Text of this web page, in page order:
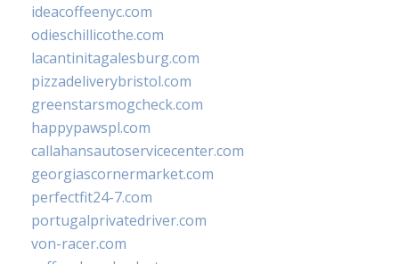
ideacoffeenyc.com
odieschillicothe.com
lacantinitagalesburg.com
pizzadeliverybristol.com
greenstarsmogcheck.com
happypawspl.com
callahansautoservicecenter.com
georgiascornermarket.com
perfectfit24-7.com
portugalprivatedriver.com
von-racer.com